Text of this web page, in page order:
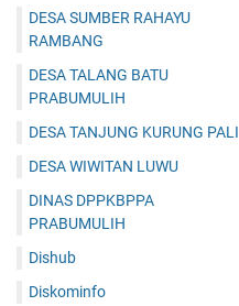
DESA SUMBER RAHAYU
RAMBANG
DESA TALANG BATU
PRABUMULIH
DESA TANJUNG KURUNG PALI
DESA WIWITAN LUWU
DINAS DPPKBPPA
PRABUMULIH
Dishub
Diskominfo